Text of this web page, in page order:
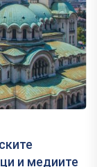
и медиите